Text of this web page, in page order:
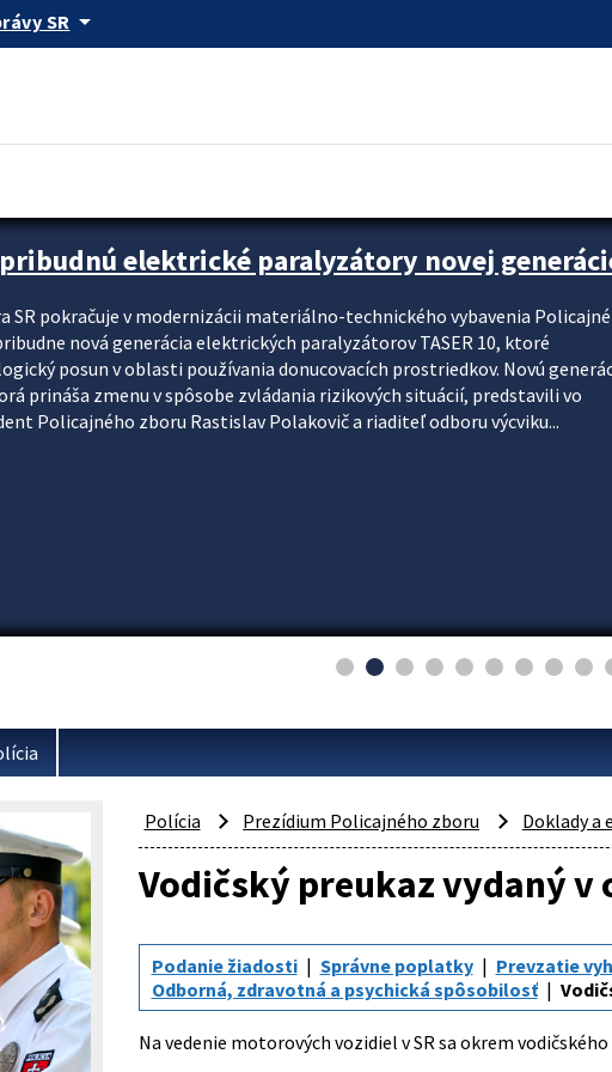
SR arrow_drop_down
elektrické paralyzátory novej
pokračuje v modernizácii materiálno-technického vybavenia
nová generácia elektrických paralyzátorov TASER 10, ktoré
posun v oblasti používania donucovacích prostriedkov. Novú
prináša zmenu v spôsobe zvládania rizikových situácií, predstavili vo
Policajného zboru Rastislav Polakovič a riaditeľ odboru výcviku...
Polícia Prezídium Policajného zboru Doklady a
Vodičský preukaz vydaný v
Podanie žiadosti Správne poplatky
Prevzatie
Odborná, zdravotná a psychická spôsobilosť
Na vedenie motorových vozidiel v SR sa okrem vodičského